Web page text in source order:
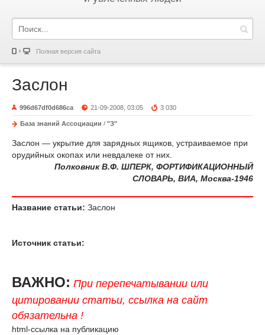
Полная версия сайта
Заслон
996d67df0d686ca 21-09-2008, 03:05 3 030
База знаний Ассоциации / "З"
Заслон — укрытие для зарядных ящиков, устраиваемое при
орудийных окопах или невдалеке от них.
Полковник В.Ф. ШПЕРК, ФОРТИФИКАЦИОННЫЙ
СЛОВАРЬ, ВИА, Москва-1946
Название статьи: Заслон
Источник статьи:
ВАЖНО: При перепечатывании или
цитировании статьи, ссылка на сайт
обязательна !
html-ссылка на публикацию